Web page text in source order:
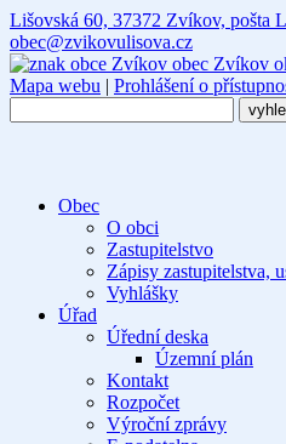
Lišovská 60, 37372 Zvíkov, pošta
obec@zvikovulisova.cz
obec Zvíkov
Mapa webu | Prohlášení o
Obec
O obci
Zastupitelstvo
Zápisy zastupitelstva,
Vyhlášky
Úřad
Úřední deska
Územní plán
Kontakt
Rozpočet
Výroční zprávy